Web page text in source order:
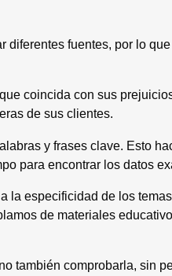
fuentes, por lo
coincida con sus
de sus clientes.
y frases clave. Esto
para encontrar los datos
la especificidad de los
de materiales
también comprobarla, sin